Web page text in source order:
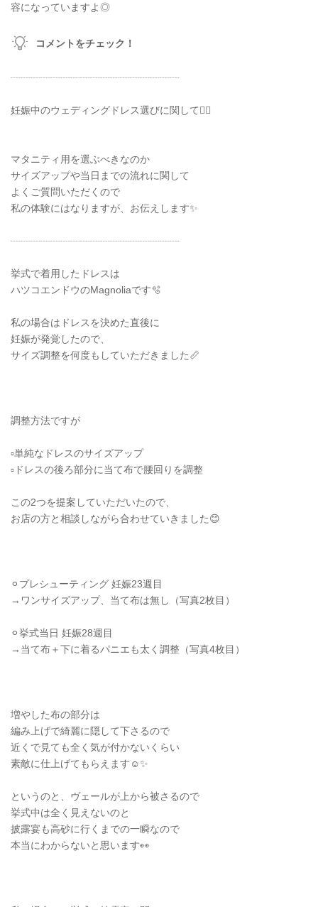
容になっていますよ◎
コメントをチェック！
┈┈┈┈┈┈┈┈┈┈┈┈┈┈┈┈┈
妊娠中のウェディングドレス選びに関して✍🏻
マタニティ用を選ぶべきなのか
サイズアップや当日までの流れに関して
よくご質問いただくので
私の体験にはなりますが、お伝えします✨
┈┈┈┈┈┈┈┈┈┈┈┈┈┈┈┈┈
挙式で着用したドレスは
ハツコエンドウのMagnoliaです🫧
私の場合はドレスを決めた直後に
妊娠が発覚したので、
サイズ調整を何度もしていただきました📏
調整方法ですが
▫️単純なドレスのサイズアップ
▫️ドレスの後ろ部分に当て布で腰回りを調整
この2つを提案していただいたので、
お店の方と相談しながら合わせていきました😊
⚪︎プレシューティング 妊娠23週目
→ワンサイズアップ、当て布は無し（写真2枚目）
⚪︎挙式当日 妊娠28週目
→当て布＋下に着るパニエも太く調整（写真4枚目）
増やした布の部分は
編み上げで綺麗に隠して下さるので
近くで見ても全く気が付かないくらい
素敵に仕上げてもらえます☺️✨
というのと、ヴェールが上から被さるので
挙式中は全く見えないのと
披露宴も高砂に行くまでの一瞬なので
本当にわからないと思います👀